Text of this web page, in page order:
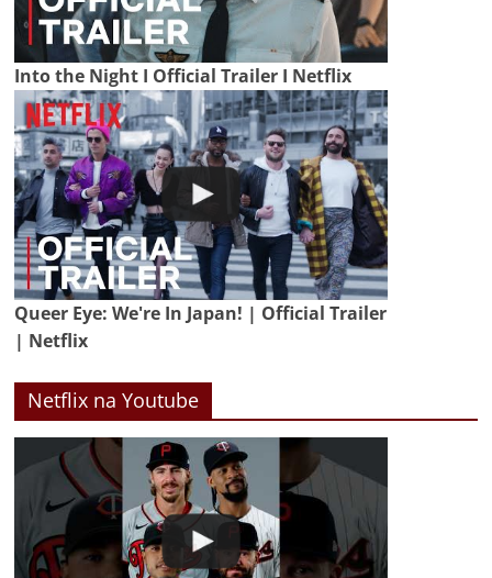
Into the Night I Official Trailer I Netflix
Queer Eye: We're In Japan! | Official Trailer
| Netflix
Netflix na Youtube